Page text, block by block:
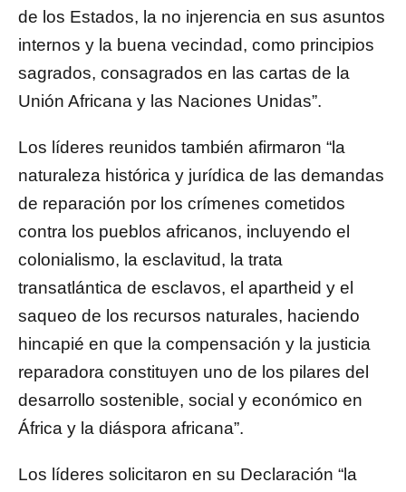
de los Estados, la no injerencia en sus asuntos
internos y la buena vecindad, como principios
sagrados, consagrados en las cartas de la
Unión Africana y las Naciones Unidas”.
Los líderes reunidos también afirmaron “la
naturaleza histórica y jurídica de las demandas
de reparación por los crímenes cometidos
contra los pueblos africanos, incluyendo el
colonialismo, la esclavitud, la trata
transatlántica de esclavos, el apartheid y el
saqueo de los recursos naturales, haciendo
hincapié en que la compensación y la justicia
reparadora constituyen uno de los pilares del
desarrollo sostenible, social y económico en
África y la diáspora africana”.
Los líderes solicitaron en su Declaración “la